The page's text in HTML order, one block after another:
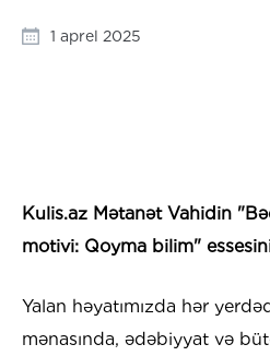
1 aprel 2025
Kulis.az Mətanət Vahidin
motivi: Qoyma bilim"
Yalan həyatımızda hər
mənasında, ədəbiyyat və